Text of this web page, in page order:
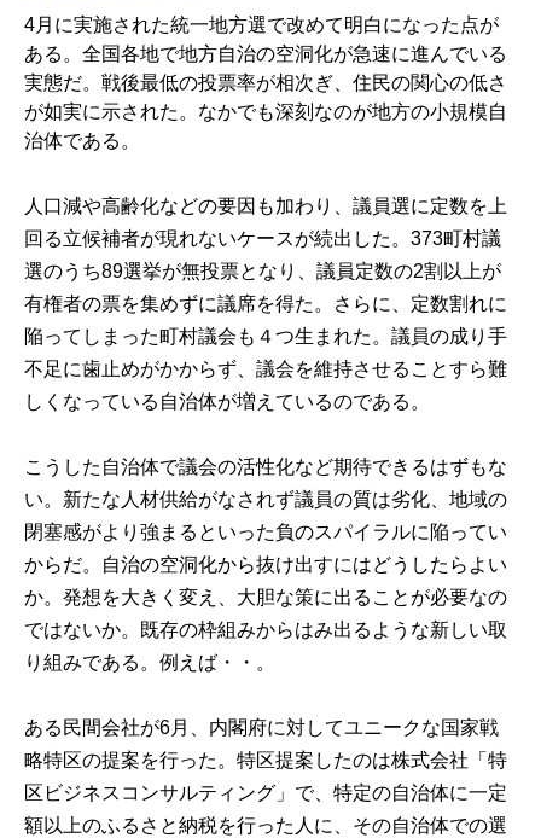
4月に実施された統一地方選で改めて明白になった点が
ある。全国各地で地方自治の空洞化が急速に進んでいる
実態だ。戦後最低の投票率が相次ぎ、住民の関心の低さ
が如実に示された。なかでも深刻なのが地方の小規模自
治体である。
人口減や高齢化などの要因も加わり、議員選に定数を上
回る立候補者が現れないケースが続出した。373町村議
選のうち89選挙が無投票となり、議員定数の2割以上が
有権者の票を集めずに議席を得た。さらに、定数割れに
陥ってしまった町村議会も４つ生まれた。議員の成り手
不足に歯止めがかからず、議会を維持させることすら難
しくなっている自治体が増えているのである。
こうした自治体で議会の活性化など期待できるはずもな
い。新たな人材供給がなされず議員の質は劣化、地域の
閉塞感がより強まるといった負のスパイラルに陥ってい
からだ。自治の空洞化から抜け出すにはどうしたらよい
か。発想を大きく変え、大胆な策に出ることが必要なの
ではないか。既存の枠組みからはみ出るような新しい取
り組みである。例えば・・。
ある民間会社が6月、内閣府に対してユニークな国家戦
略特区の提案を行った。特区提案したのは株式会社「特
区ビジネスコンサルティング」で、特定の自治体に一定
額以上のふるさと納税を行った人に、その自治体での選